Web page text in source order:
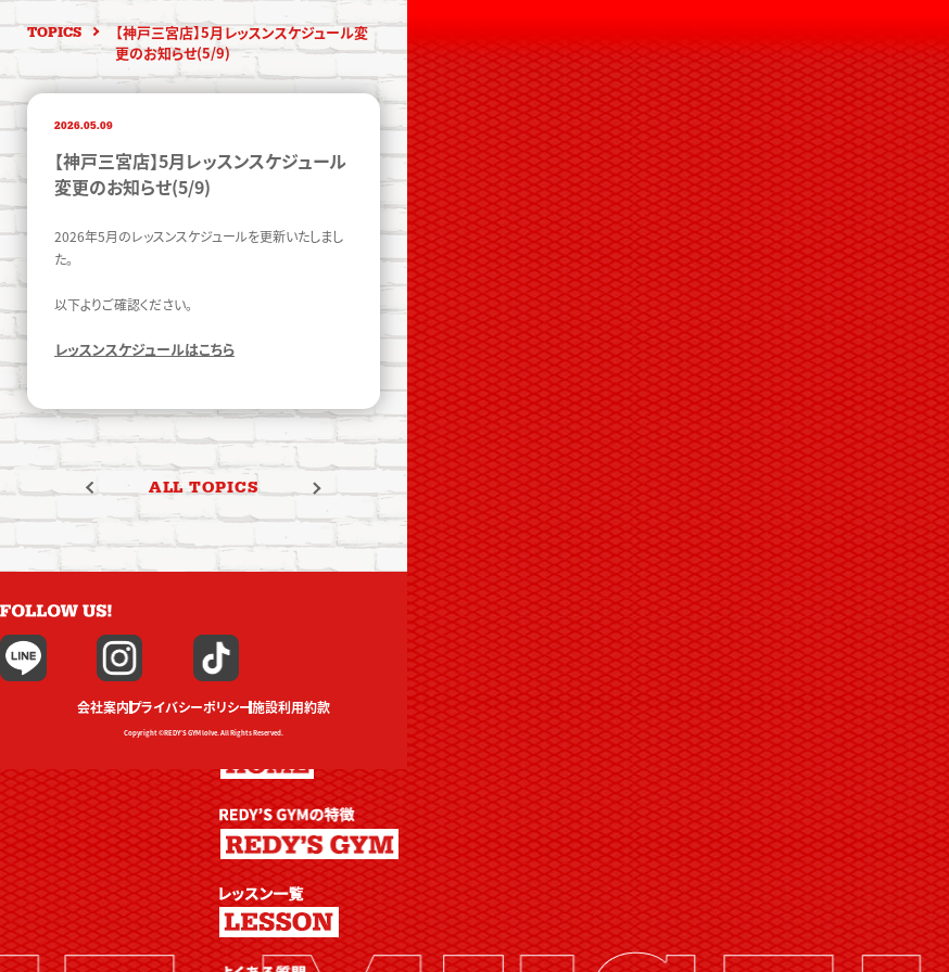
TOPICS
【神戸三宮店】5月レッスンスケジュール変
更のお知らせ(5/9)
2026.05.09
【神戸三宮店】5月レッスンスケジュール
変更のお知らせ(5/9)
2026年5月のレッスンスケジュールを更新いたしまし
た。
以下よりご確認ください。
レッスンスケジュールはこちら
ALL TOPICS
会社案内プライバシーポリシー施設利用約款
Copyright ©REDY’S GYM loIve. All Rights Reserved.